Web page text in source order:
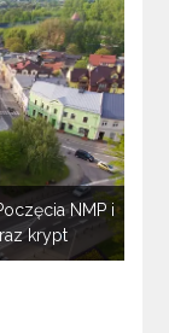
NMP i
krypt